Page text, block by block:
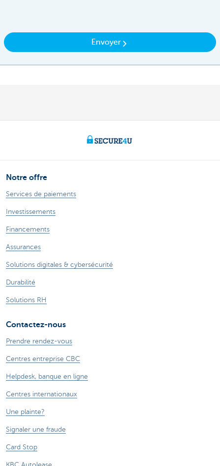
Envoyer
Notre offre
Services de paiements
Investissements
Financements
Assurances
Solutions digitales & cybersécurité
Durabilité
Solutions RH
Contactez-nous
Prendre rendez-vous
Centres entreprise CBC
Helpdesk, banque en ligne
Centres internationaux
Une plainte?
Signaler une fraude
Card Stop